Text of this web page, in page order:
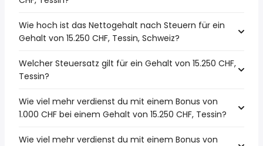
Wie hoch ist das Nettogehalt nach Steuern für ein
Gehalt von 15.250 CHF, Tessin, Schweiz?
Welcher Steuersatz gilt für ein Gehalt von 15.250 CHF,
Tessin?
Wie viel mehr verdienst du mit einem Bonus von
1.000 CHF bei einem Gehalt von 15.250 CHF, Tessin?
Wie viel mehr verdienst du mit einem Bonus von